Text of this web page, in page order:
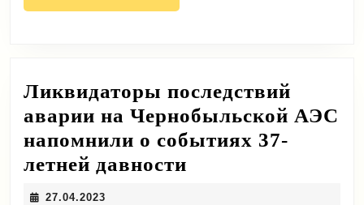
полностью
Ликвидаторы последствий
аварии на Чернобыльской АЭС
напомнили о событиях 37-
летней давности
27.04.2023